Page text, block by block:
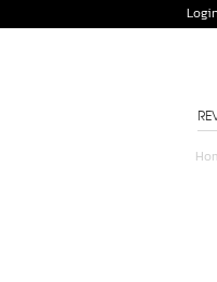
Login